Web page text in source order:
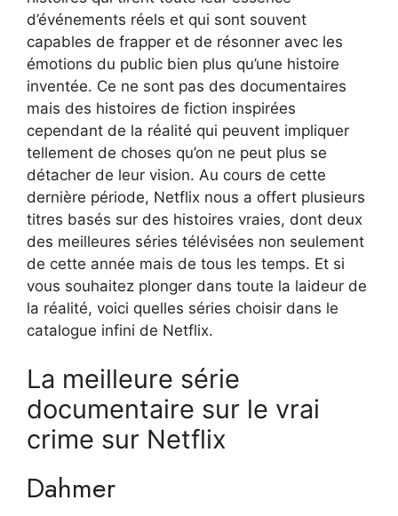
d’événements réels et qui sont souvent
capables de frapper et de résonner avec les
émotions du public bien plus qu’une histoire
inventée. Ce ne sont pas des documentaires
mais des histoires de fiction inspirées
cependant de la réalité qui peuvent impliquer
tellement de choses qu’on ne peut plus se
détacher de leur vision. Au cours de cette
dernière période, Netflix nous a offert plusieurs
titres basés sur des histoires vraies, dont deux
des meilleures séries télévisées non seulement
de cette année mais de tous les temps. Et si
vous souhaitez plonger dans toute la laideur de
la réalité, voici quelles séries choisir dans le
catalogue infini de Netflix.
La meilleure série
documentaire sur le vrai
crime sur Netflix
Dahmer